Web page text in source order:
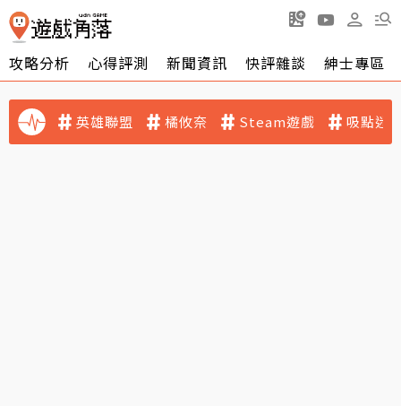
攻略分析 心得評測 新聞資訊 快評雜談 紳士專區
英雄聯盟 橘攸奈 Steam遊戲 吸點迷